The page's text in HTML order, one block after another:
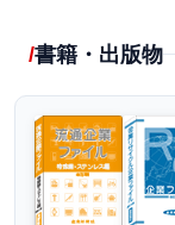
書籍・出版物